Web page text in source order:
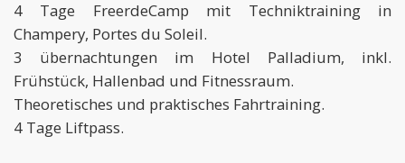
4 Tage FreerdeCamp mit Techniktraining in
Champery, Portes du Soleil.
3 übernachtungen im Hotel Palladium, inkl.
Frühstück, Hallenbad und Fitnessraum.
Theoretisches und praktisches Fahrtraining.
4 Tage Liftpass.